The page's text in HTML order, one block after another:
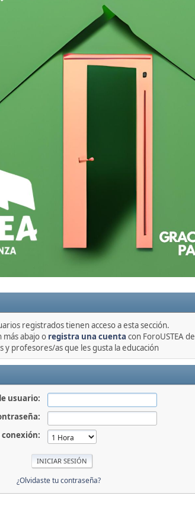
registrados tienen acceso a esta sección.
más abajo o registra una cuenta con ForoUSTEA de
y profesores/as que les gusta la educación
usuario:
conexión:
¿Olvidaste tu contraseña?